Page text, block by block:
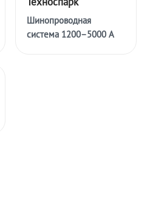
Шинопроводная
система 1200–5000 А